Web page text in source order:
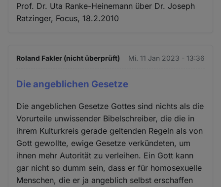
Prof. Dr. Uta Ranke-Heinemann über Dr. Joseph
Ratzinger, Focus, 18.2.2010
Roland Fakler (nicht überprüft) Mi. 11 Jan 2023 - 13:36
Die angeblichen Gesetze
Die angeblichen Gesetze Gottes sind nichts als die
Vorurteile unwissender Bibelschreiber, die die in
ihrem Kulturkreis gerade geltenden Regeln als von
Gott gewollte, ewige Gesetze verkündeten, um
ihnen mehr Autorität zu verleihen. Ein Gott kann
gar nicht so dumm sein, dass er für homosexuelle
Menschen, die er ja angeblich selbst erschaffen